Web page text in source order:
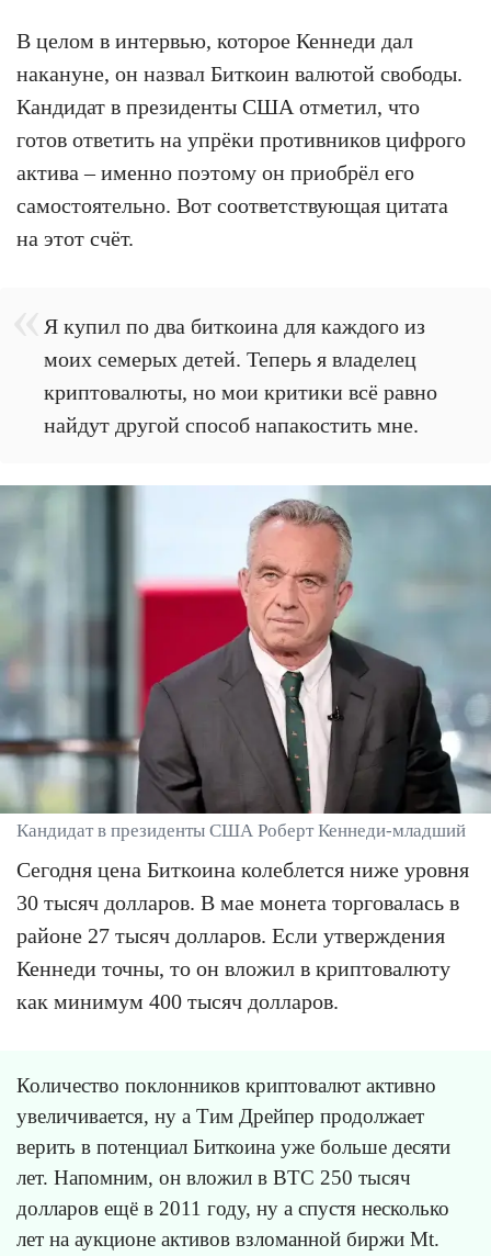
В целом в интервью, которое Кеннеди дал
накануне, он назвал Биткоин валютой свободы.
Кандидат в президенты США отметил, что
готов ответить на упрёки противников цифрого
актива – именно поэтому он приобрёл его
самостоятельно. Вот соответствующая цитата
на этот счёт.
Я купил по два биткоина для каждого из
моих семерых детей. Теперь я владелец
криптовалюты, но мои критики всё равно
найдут другой способ напакостить мне.
Кандидат в президенты США Роберт Кеннеди-младший
Сегодня цена Биткоина колеблется ниже уровня
30 тысяч долларов. В мае монета торговалась в
районе 27 тысяч долларов. Если утверждения
Кеннеди точны, то он вложил в криптовалюту
как минимум 400 тысяч долларов.
Количество поклонников криптовалют активно
увеличивается, ну а Тим Дрейпер продолжает
верить в потенциал Биткоина уже больше десяти
лет. Напомним, он вложил в BTC 250 тысяч
долларов ещё в 2011 году, ну а спустя несколько
лет на аукционе активов взломанной биржи Mt.